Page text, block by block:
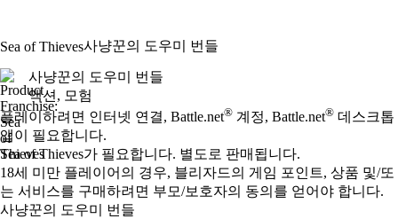
Sea of Thieves사냥꾼의 도우미 번들
사냥꾼의 도우미 번들
액션, 모험
가격
Available actions
플레이하려면 인터넷 연결, Battle.net® 계정, Battle.net® 데스크톱
앱이 필요합니다.
Sea of Thieves가 필요합니다. 별도로 판매됩니다.
18세 미만 플레이어의 경우, 블리자드의 게임 포인트, 상품 및/또
는 서비스를 구매하려면 부모/보호자의 동의를 얻어야 합니다.
사냥꾼의 도우미 번들